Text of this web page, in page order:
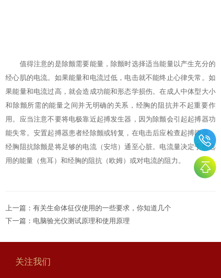
值得注意的是除颤需要能量，除颤时选择适当能量以产生充分的
经心肌的电流。如果能量和电流过低，电击就不能终止心律失常。如
果能量和电流过高，就会造成功能和形态学损伤。在成人中体型大小
和除颤所需的能量之间并无明确的关系，经胸的阻抗并不起重要作
用。应当注意不要将电极靠近起搏发生器，因为除颤会引起起搏器功
能失常。安置起搏器患者经除颤或转复，在电击后应检查起搏阈值。
经胸阻抗除颤是将足够的电流（安培）通至心脏。电流量决定于所选
用的能量（焦耳）和经胸的阻抗（欧姆）或对电流的阻力。
上一篇：有关生命体征仪使用的一些要求，你知道几个
下一篇： 电脑验光仪测试原理和使用原理
关注我们